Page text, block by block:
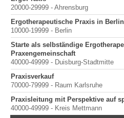
20000-29999 - Ahrensburg
Ergotherapeutische Praxis in
10000-19999 - Berlin
Starte als selbständige
Praxengemeinschaft
40000-49999 - Duisburg-Stadtmitte
Praxisverkauf
70000-79999 - Raum Karlsruhe
Praxisleitung mit Perspektive auf
40000-49999 - Kreis Mettmann